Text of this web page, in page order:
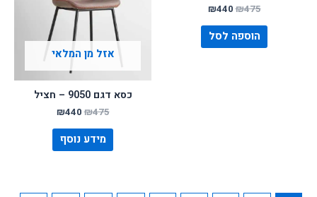
₪475
₪440
הוספה לסל
אזל מן המלאי
כסא דגם 9050 – חציל
₪475
₪440
מידע נוסף